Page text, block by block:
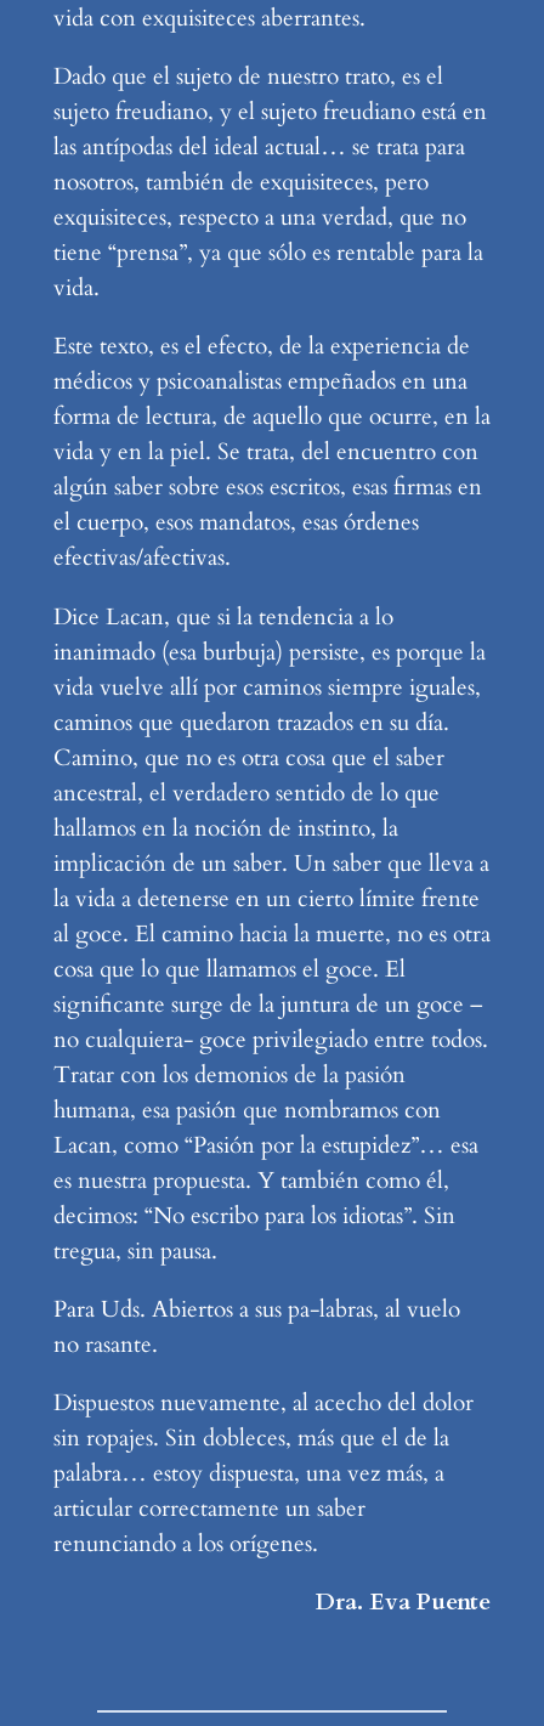
vida con exquisiteces aberrantes.
Dado que el sujeto de nuestro trato, es el
sujeto freudiano, y el sujeto freudiano está en
las antípodas del ideal actual… se trata para
nosotros, también de exquisiteces, pero
exquisiteces, respecto a una verdad, que no
tiene “prensa”, ya que sólo es rentable para la
vida.
Este texto, es el efecto, de la experiencia de
médicos y psicoanalistas empeñados en una
forma de lectura, de aquello que ocurre, en la
vida y en la piel. Se trata, del encuentro con
algún saber sobre esos escritos, esas firmas en
el cuerpo, esos mandatos, esas órdenes
efectivas/afectivas.
Dice Lacan, que si la tendencia a lo
inanimado (esa burbuja) persiste, es porque la
vida vuelve allí por caminos siempre iguales,
caminos que quedaron trazados en su día.
Camino, que no es otra cosa que el saber
ancestral, el verdadero sentido de lo que
hallamos en la noción de instinto, la
implicación de un saber. Un saber que lleva a
la vida a detenerse en un cierto límite frente
al goce. El camino hacia la muerte, no es otra
cosa que lo que llamamos el goce. El
significante surge de la juntura de un goce –
no cualquiera- goce privilegiado entre todos.
Tratar con los demonios de la pasión
humana, esa pasión que nombramos con
Lacan, como “Pasión por la estupidez”… esa
es nuestra propuesta. Y también como él,
decimos: “No escribo para los idiotas”. Sin
tregua, sin pausa.
Para Uds. Abiertos a sus pa-labras, al vuelo
no rasante.
Dispuestos nuevamente, al acecho del dolor
sin ropajes. Sin dobleces, más que el de la
palabra… estoy dispuesta, una vez más, a
articular correctamente un saber
renunciando a los orígenes.
Dra. Eva Puente